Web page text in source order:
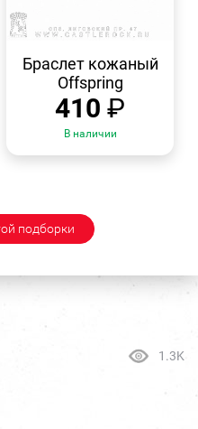
ПРОСМОТР
Браслет кожаный
Offspring
410 ₽
В наличии
подборки
1.3K